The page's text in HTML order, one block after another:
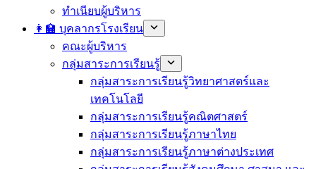
ทำเนียบผู้บริหาร
👩‍🏫 บุคลากรโรงเรียน
คณะผู้บริหาร
กลุ่มสาระการเรียนรู้
กลุ่มสาระการเรียนรู้วิทยาศาสตร์และ
เทคโนโลยี
กลุ่มสาระการเรียนรู้คณิตศาสตร์
กลุ่มสาระการเรียนรู้ภาษาไทย
กลุ่มสาระการเรียนรู้ภาษาต่างประเทศ